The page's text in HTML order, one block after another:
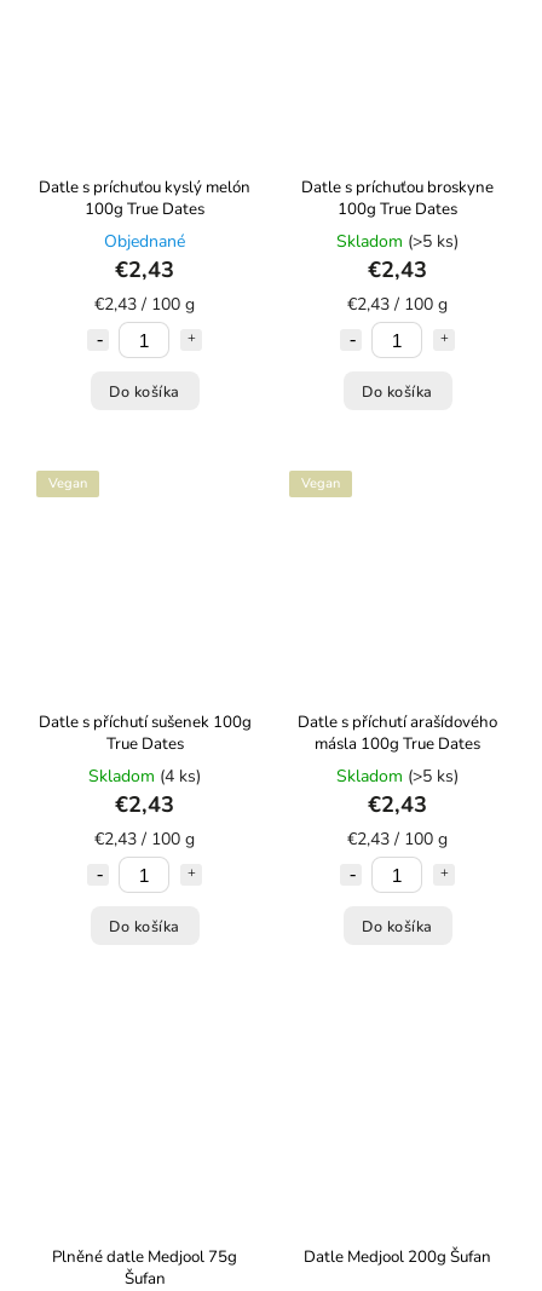
Datle s príchuťou kyslý melón
100g True Dates
Objednané
€2,43
€2,43 / 100 g
Do košíka
Datle s príchuťou broskyne
100g True Dates
Skladom (>5 ks)
€2,43
€2,43 / 100 g
Do košíka
Vegan
Datle s příchutí sušenek 100g
True Dates
Skladom (4 ks)
€2,43
€2,43 / 100 g
Do košíka
Vegan
Datle s příchutí arašídového
másla 100g True Dates
Skladom (>5 ks)
€2,43
€2,43 / 100 g
Do košíka
Plněné datle Medjool 75g
Šufan
Datle Medjool 200g Šufan